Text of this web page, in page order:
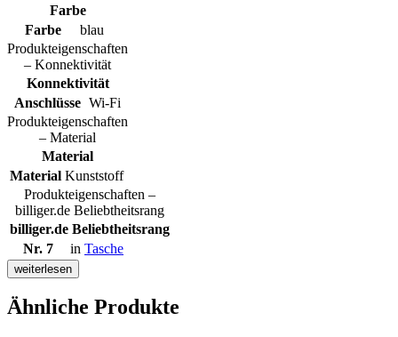
Farbe
Farbe
blau
Produkteigenschaften
– Konnektivität
Konnektivität
Anschlüsse Wi-Fi
Produkteigenschaften
– Material
Material
Material Kunststoff
Produkteigenschaften –
billiger.de Beliebtheitsrang
billiger.de Beliebtheitsrang
Nr. 7
in Tasche
weiterlesen
Ähnliche Produkte